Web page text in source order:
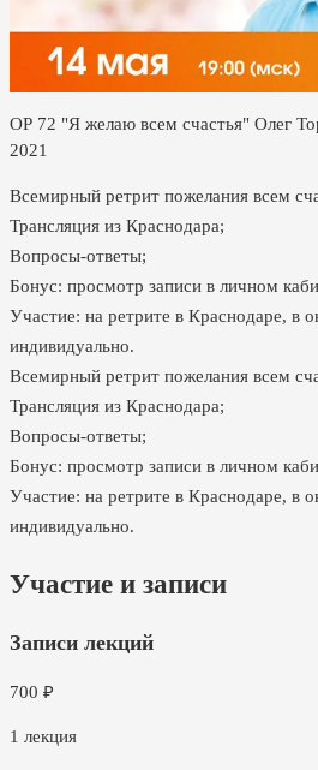
ОР 72 "Я желаю всем счастья" Олег
2021
Всемирный ретрит пожелания всем
Трансляция из Краснодара;
Вопросы-ответы;
Бонус: просмотр записи в личном
Участие: на ретрите в Краснодаре, в
индивидуально.
Всемирный ретрит пожелания всем
Трансляция из Краснодара;
Вопросы-ответы;
Бонус: просмотр записи в личном
Участие: на ретрите в Краснодаре, в
индивидуально.
Участие и записи
Записи лекций
700 ₽
1 лекция